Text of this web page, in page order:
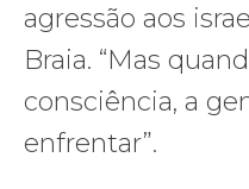
agressão aos
Braia. “Mas
consciência, a
enfrentar”.